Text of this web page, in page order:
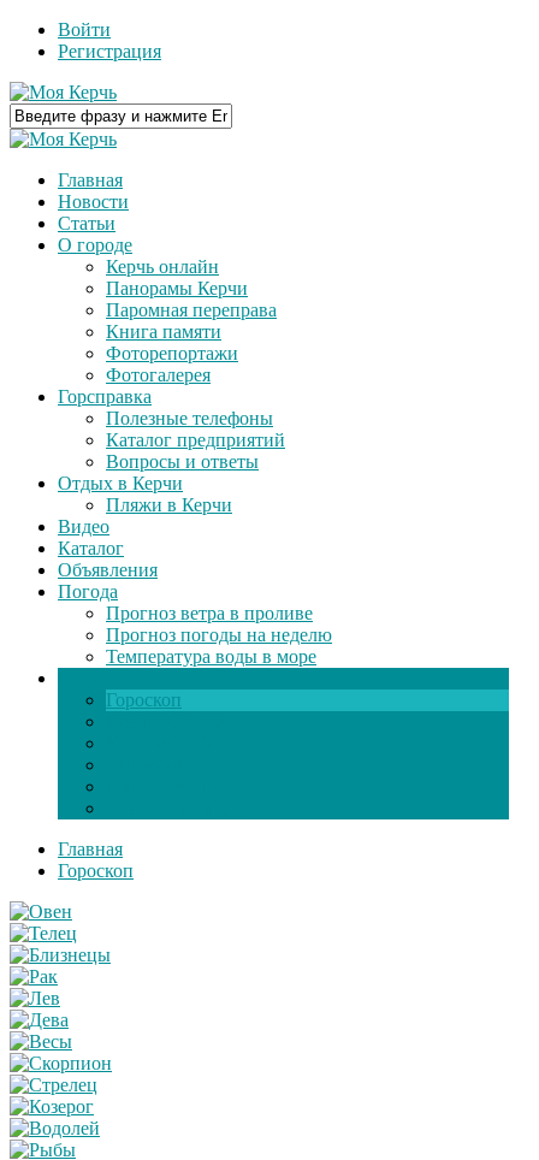
Войти
Регистрация
Главная
Новости
Статьи
О городе
Керчь онлайн
Панорамы Керчи
Паромная переправа
Книга памяти
Фоторепортажи
Фотогалерея
Горсправка
Полезные телефоны
Каталог предприятий
Вопросы и ответы
Отдых в Керчи
Пляжи в Керчи
Видео
Каталог
Объявления
Погода
Прогноз ветра в проливе
Прогноз погоды на неделю
Температура воды в море
Гороскоп
Главная
Гороскоп